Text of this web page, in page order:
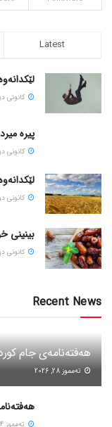
Latest
كانونی دووه‌م
پیره
كانونی دووه‌م
كانونی دووه‌م
بینینی
كانونی دووه‌م
Recent News
هەفتەنامەی جام
ته‌مموز 28, 2026
ته‌مموز 14, 2026